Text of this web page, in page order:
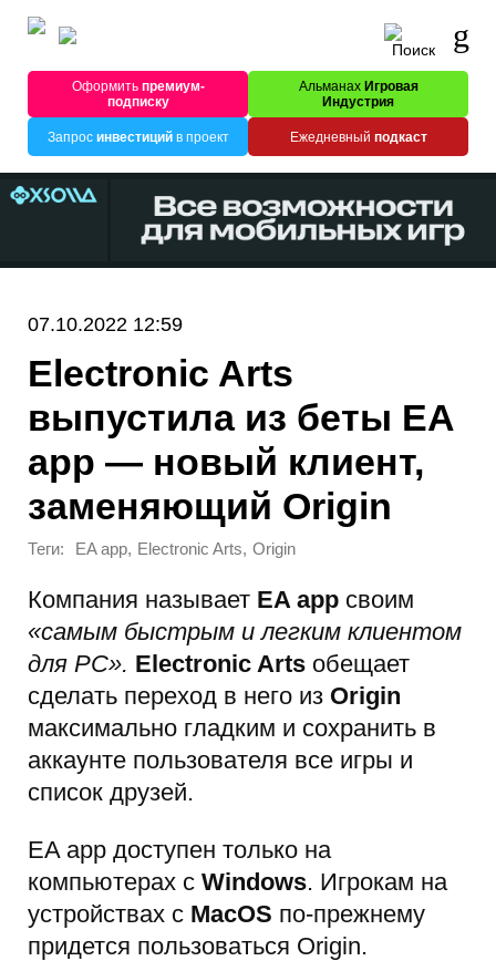
Оформитьпремиум-
подписку
Альманах Игровая
Индустрия
Запрос инвестицийв проект Ежедневный подкаст
07.10.2022 12:59
Electronic Arts
выпустила из беты EA
app — новый клиент,
заменяющий Origin
Теги: EA app, Electronic Arts, Origin
Компания называет EA app своим
«самым быстрым и легким клиентом
для PC». Electronic Arts обещает
сделать переход в него из Origin
максимально гладким и сохранить в
аккаунте пользователя все игры и
список друзей.
EA app доступен только на
компьютерах с Windows. Игрокам на
устройствах с MacOS по-прежнему
придется пользоваться Origin.